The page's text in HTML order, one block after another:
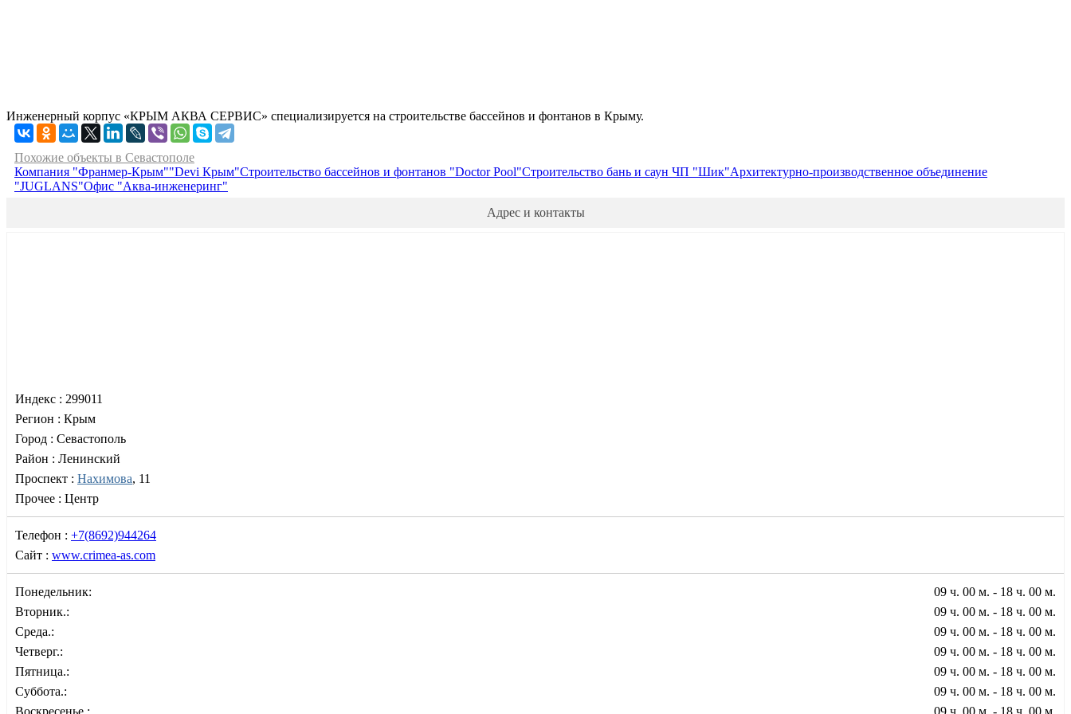
Инженерный корпус «КРЫМ АКВА СЕРВИС» специализируется на строительстве бассейнов и фонтанов в Крыму.
Похожие объекты в Севастополе
Компания "Франмер-Крым""Devi Крым"Строительство бассейнов и фонтанов "Doctor Pool"Строительство бань и саун ЧП "Шик"Архитектурно-производственное объединение
"JUGLANS"Офис "Аква-инженеринг"
Адрес и контакты
Индекс : 299011
Регион : Крым
Город : Севастополь
Район : Ленинский
Проспект : Нахимова, 11
Прочее : Центр
Телефон : +7(8692)944264
Сайт : www.crimea-as.com
Понедельник:
09 ч. 00 м. - 18 ч. 00 м.
Вторник.:
09 ч. 00 м. - 18 ч. 00 м.
Среда.:
09 ч. 00 м. - 18 ч. 00 м.
Четверг.:
09 ч. 00 м. - 18 ч. 00 м.
Пятница.:
09 ч. 00 м. - 18 ч. 00 м.
Суббота.:
09 ч. 00 м. - 18 ч. 00 м.
Воскресенье.:
09 ч. 00 м. - 18 ч. 00 м.